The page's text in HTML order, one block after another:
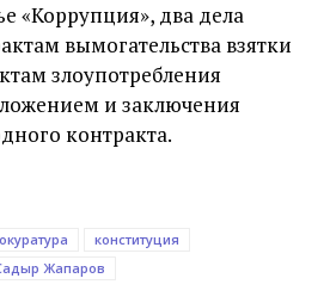
«Коррупция», два дела
вымогательства взятки
злоупотребления
и заключения
контракта.
конституция
Жапаров